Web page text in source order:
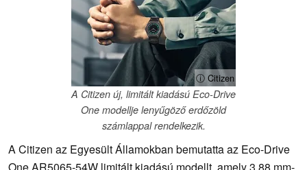
ⓘ Citizen
A Citizen új, limitált kiadású Eco-Drive
One modellje lenyűgöző erdőzöld
számlappal rendelkezik.
A Citizen az Egyesült Államokban bemutatta az Eco-Drive